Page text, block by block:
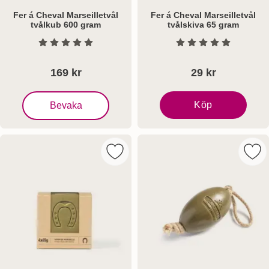
Fer á Cheval Marseilletvål
tvålkub 600 gram
Art. nr 8334 Betyg: 0 Stjärnor av 5
169 kr
Bevaka
, Fer á Cheval Marseilletvål tvålkub 600 gram
Fer á Cheval Marseilletvål
tvålskiva 65 gram
Art. nr 8335 Betyg: 0 Stjärnor
29 kr
Köp
Fer á Cheval
Markera fer á Cheval Marseilletvål